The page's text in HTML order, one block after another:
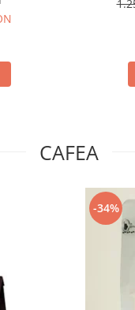
CAFEA
-34%